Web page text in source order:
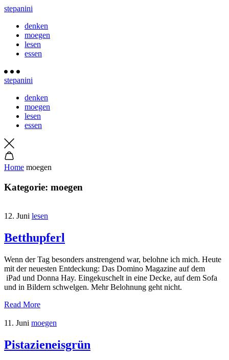
stepanini
denken
moegen
lesen
essen
stepanini
denken
moegen
lesen
essen
Home moegen
Kategorie: moegen
12. Juni lesen
Betthupferl
Wenn der Tag besonders anstrengend war, belohne ich mich. Heute
mit der neuesten Entdeckung: Das Domino Magazine auf dem
iPad und Donna Hay. Eingekuschelt in eine Decke, auf dem Sofa
und in Bildern schwelgen. Mehr Belohnung geht nicht.
Read More
11. Juni moegen
Pistazieneisgrün